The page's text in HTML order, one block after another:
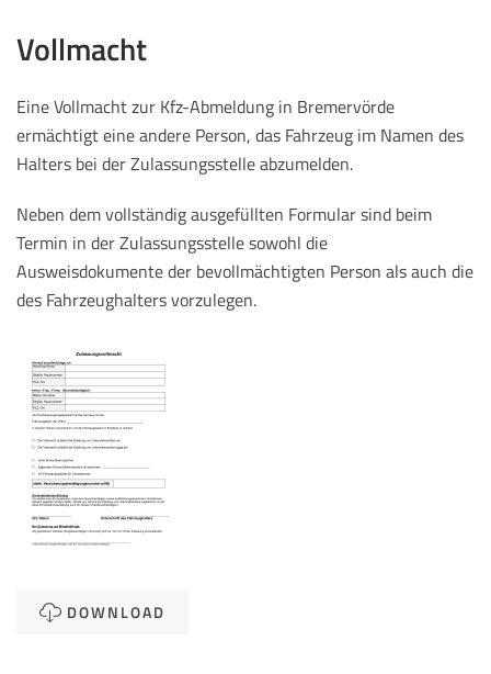
Vollmacht
Eine Vollmacht zur Kfz-Abmeldung in Bremervörde
ermächtigt eine andere Person, das Fahrzeug im Namen des
Halters bei der Zulassungsstelle abzumelden.
Neben dem vollständig ausgefüllten Formular sind beim
Termin in der Zulassungsstelle sowohl die
Ausweisdokumente der bevollmächtigten Person als auch die
des Fahrzeughalters vorzulegen.
DOWNLOAD